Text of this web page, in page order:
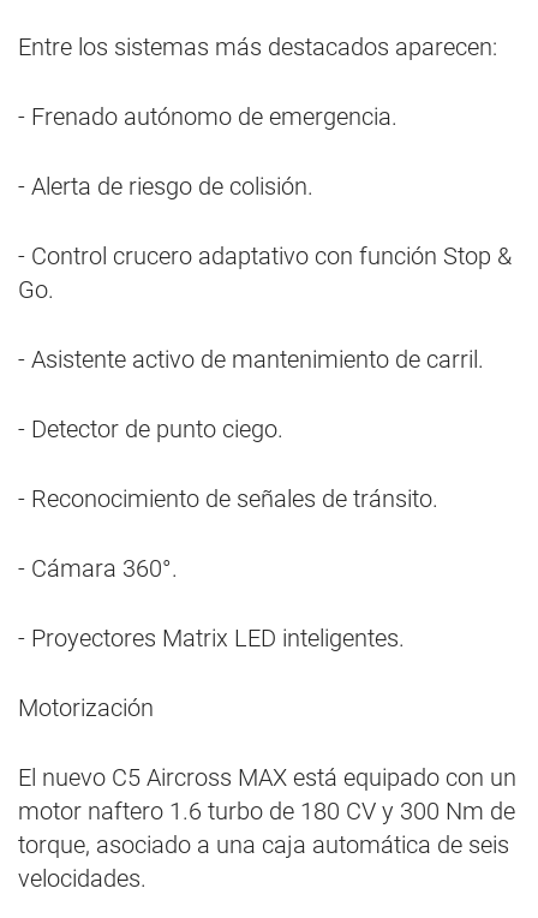
Entre los sistemas más destacados aparecen:
- Frenado autónomo de emergencia.
- Alerta de riesgo de colisión.
- Control crucero adaptativo con función Stop &
Go.
- Asistente activo de mantenimiento de carril.
- Detector de punto ciego.
- Reconocimiento de señales de tránsito.
- Cámara 360°.
- Proyectores Matrix LED inteligentes.
Motorización
El nuevo C5 Aircross MAX está equipado con un
motor naftero 1.6 turbo de 180 CV y 300 Nm de
torque, asociado a una caja automática de seis
velocidades.